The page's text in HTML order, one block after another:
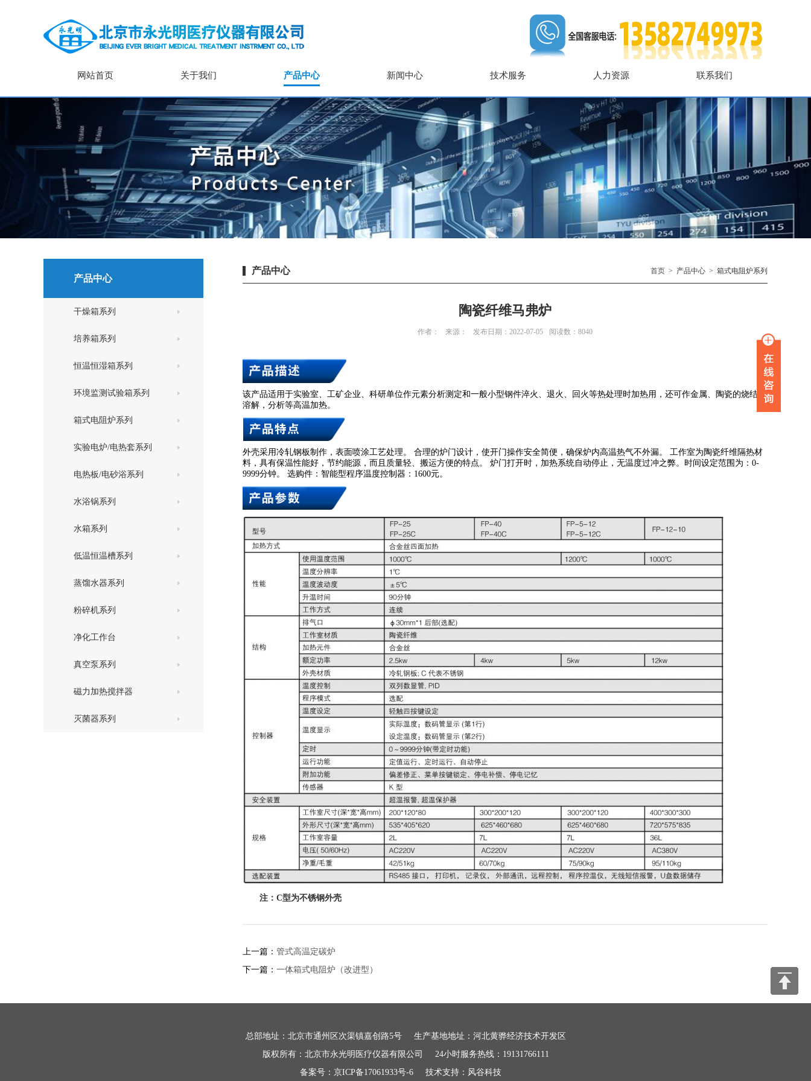
网站首页 关于我们 产品中心 新闻中心 技术服务 人力资源 联系我们
产品中心
干燥箱系列
培养箱系列
恒温恒湿箱系列
环境监测试验箱系列
箱式电阻炉系列
实验电炉/电热套系列
电热板/电砂浴系列
水浴锅系列
水箱系列
低温恒温槽系列
蒸馏水器系列
粉碎机系列
净化工作台
真空泵系列
磁力加热搅拌器
灭菌器系列
产品中心 首页 > 产品中心 > 箱式电阻炉系列
陶瓷纤维马弗炉
作者： 来源： 发布日期：2022-07-05 阅读数：8040
该产品适用于实验室、工矿企业、科研单位作元素分析测定和一般小型钢件淬火、退火、回火等热处理时加热用，还可作金属、陶瓷的烧结、
溶解，分析等高温加热。
外壳采用冷轧钢板制作，表面喷涂工艺处理。 合理的炉门设计，使开门操作安全简便，确保炉内高温热气不外漏。 工作室为陶瓷纤维隔热材
料，具有保温性能好，节约能源，而且质量轻、搬运方便的特点。 炉门打开时，加热系统自动停止，无温度过冲之弊。时间设定范围为：0-
9999分钟。 选购件：智能型程序温度控制器：1600元。
注：C型为不锈钢外壳
上一篇： 管式高温定碳炉
下一篇： 一体箱式电阻炉（改进型）
总部地址：北京市通州区次渠镇嘉创路5号 生产基地地址：河北黄骅经济技术开发区
版权所有：北京市永光明医疗仪器有限公司 24小时服务热线：19131766111
备案号：京ICP备17061933号-6 技术支持： 风谷科技